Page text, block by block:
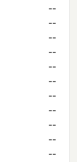
--
--
--
--
--
--
--
--
--
--
--